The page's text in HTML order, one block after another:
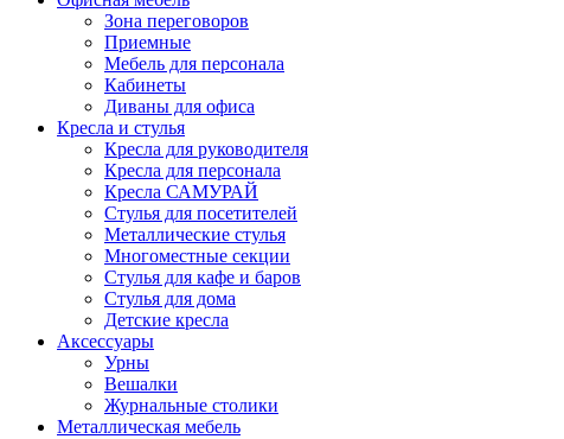
Зона переговоров
Приемные
Мебель для персонала
Кабинеты
Диваны для офиса
Кресла и стулья
Кресла для руководителя
Кресла для персонала
Кресла САМУРАЙ
Стулья для посетителей
Металлические стулья
Многоместные секции
Стулья для кафе и баров
Стулья для дома
Детские кресла
Аксессуары
Урны
Вешалки
Журнальные столики
Металлическая мебель